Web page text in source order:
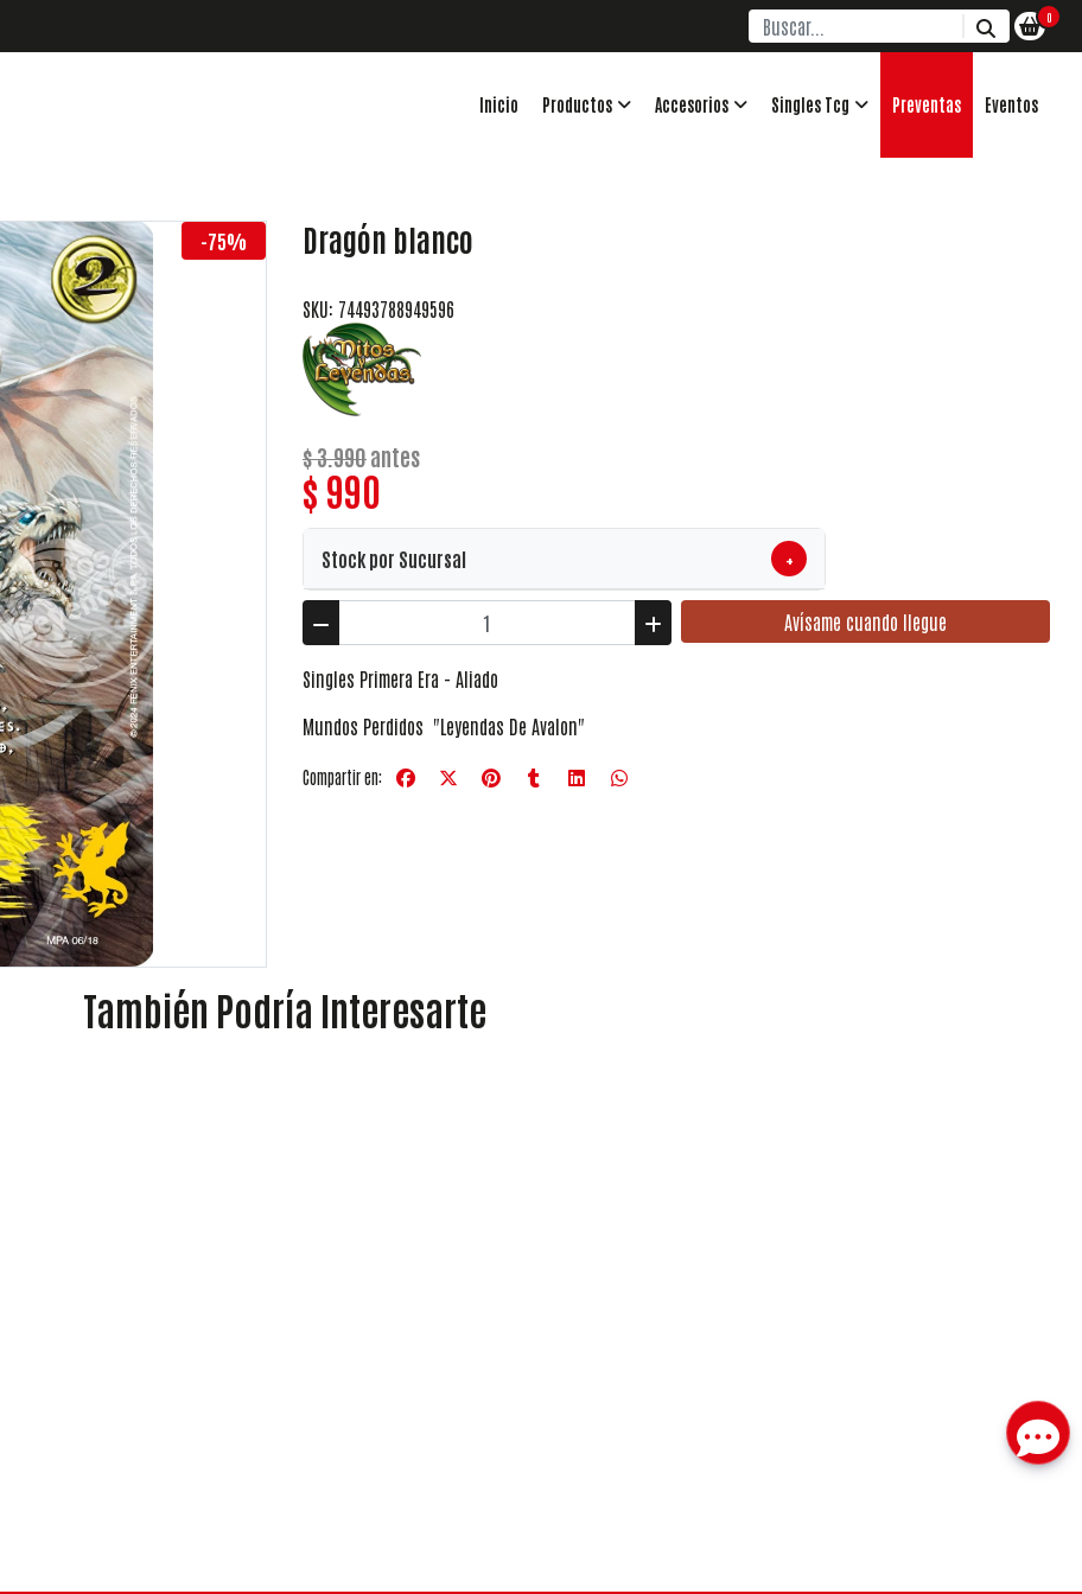
0
Inicio Productos Accesorios Singles Tcg Preventas Eventos
-75% Dragón blanco
SKU: 74493788949596
$ 3.990antes
$ 990
Stock por Sucursal +
Avísame cuando llegue
Singles Primera Era - Aliado
Mundos Perdidos "Leyendas De Avalon"
Compartir en:
También Podría Interesarte